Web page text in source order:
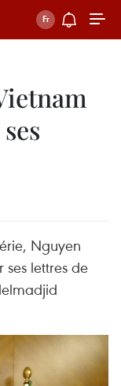
Nguyen
lettres de